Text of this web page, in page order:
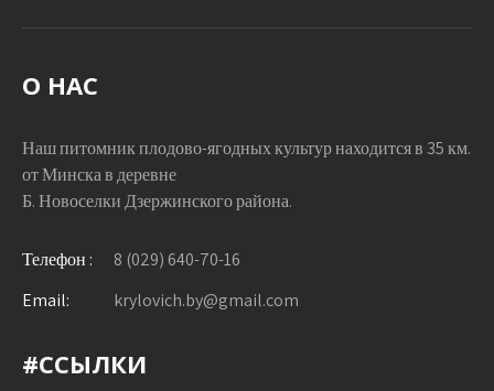
О НАС
Наш питомник плодово-ягодных культур находится в 35 км.
от Минска в деревне
Б. Новоселки Дзержинского района.
Телефон :
8 (029) 640-70-16
Email:
krylovich.by@gmail.com
#ССЫЛКИ